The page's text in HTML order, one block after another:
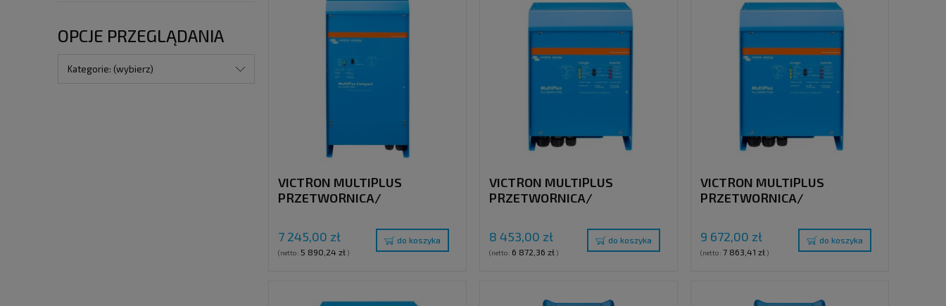
OPCJE PRZEGLĄDANIA
Kategorie: (wybierz)
VICTRON MULTIPLUS
PRZETWORNICA/
7 245,00 zł
(netto: 5 890,24 zł)
do koszyka
VICTRON MULTIPLUS
PRZETWORNICA/
8 453,00 zł
(netto: 6 872,36 zł)
do koszyka
VICTRON MULTIPLUS
PRZETWORNICA/
9 672,00 zł
(netto: 7 863,41 zł)
do koszyka